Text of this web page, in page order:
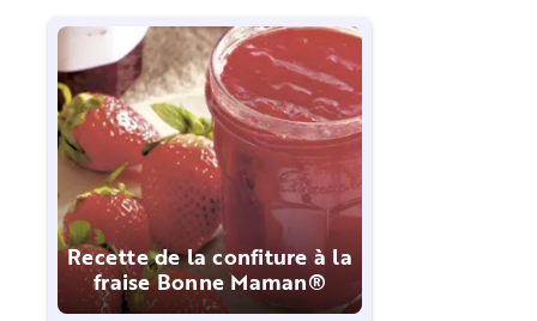
Recette de la confiture à la
fraise Bonne Maman®